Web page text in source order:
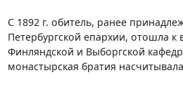
С 1892 г. обитель, ранее
Петербургской епархии, отошла к
Финляндской и Выборгской
монастырская братия